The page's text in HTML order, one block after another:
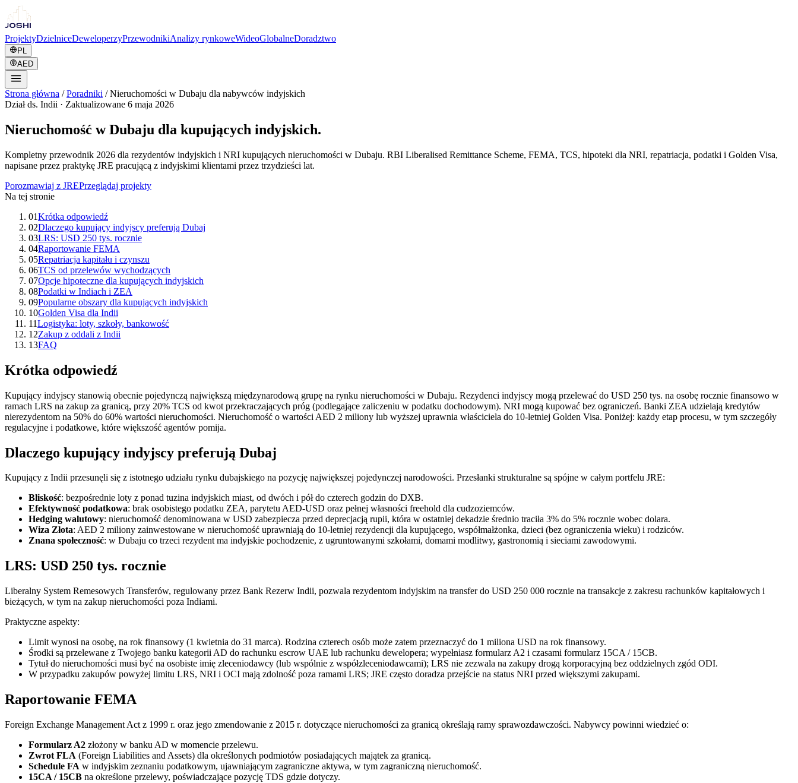
ProjektyDzielniceDeweloperzyPrzewodnikiAnalizy rynkoweWideoGlobalneDoradztwo
PL
AED
Strona główna / Poradniki /Nieruchomości w Dubaju dla nabywców indyjskich
Dział ds. Indii · Zaktualizowane 6 maja 2026
Nieruchomość w Dubaju dla kupujących indyjskich.
Kompletny przewodnik 2026 dla rezydentów indyjskich i NRI kupujących nieruchomości w Dubaju. RBI Liberalised Remittance Scheme, FEMA, TCS, hipoteki dla NRI, repatriacja, podatki i Golden Visa,
napisane przez praktykę JRE pracującą z indyjskimi klientami przez trzydzieści lat.
Porozmawiaj z JREPrzeglądaj projekty
Na tej stronie
01Krótka odpowiedź
02Dlaczego kupujący indyjscy preferują Dubaj
03LRS: USD 250 tys. rocznie
04Raportowanie FEMA
05Repatriacja kapitału i czynszu
06TCS od przelewów wychodzących
07Opcje hipoteczne dla kupujących indyjskich
08Podatki w Indiach i ZEA
09Popularne obszary dla kupujących indyjskich
10Golden Visa dla Indii
11Logistyka: loty, szkoły, bankowość
12Zakup z oddali z Indii
13FAQ
Krótka odpowiedź
Kupujący indyjscy stanowią obecnie pojedynczą największą międzynarodową grupę na rynku nieruchomości w Dubaju. Rezydenci indyjscy mogą przelewać do USD 250 tys. na osobę rocznie finansowo w
ramach LRS na zakup za granicą, przy 20% TCS od kwot przekraczających próg (podlegające zaliczeniu w podatku dochodowym). NRI mogą kupować bez ograniczeń. Banki ZEA udzielają kredytów
nierezydentom na 50% do 60% wartości nieruchomości. Nieruchomość o wartości AED 2 miliony lub wyższej uprawnia właściciela do 10-letniej Golden Visa. Poniżej: każdy etap procesu, w tym szczegóły
regulacyjne i podatkowe, które większość agentów pomija.
Dlaczego kupujący indyjscy preferują Dubaj
Kupujący z Indii przesunęli się z istotnego udziału rynku dubajskiego na pozycję największej pojedynczej narodowości. Przesłanki strukturalne są spójne w całym portfelu JRE:
Bliskość: bezpośrednie loty z ponad tuzina indyjskich miast, od dwóch i pół do czterech godzin do DXB.
Efektywność podatkowa: brak osobistego podatku ZEA, parytetu AED-USD oraz pełnej własności freehold dla cudzoziemców.
Hedging walutowy: nieruchomość denominowana w USD zabezpiecza przed deprecjacją rupii, która w ostatniej dekadzie średnio traciła 3% do 5% rocznie wobec dolara.
Wiza Złota: AED 2 miliony zainwestowane w nieruchomość uprawniają do 10-letniej rezydencji dla kupującego, współmałżonka, dzieci (bez ograniczenia wieku) i rodziców.
Znana społeczność: w Dubaju co trzeci rezydent ma indyjskie pochodzenie, z ugruntowanymi szkołami, domami modlitwy, gastronomią i sieciami zawodowymi.
LRS: USD 250 tys. rocznie
Liberalny System Remesowych Transferów, regulowany przez Bank Rezerw Indii, pozwala rezydentom indyjskim na transfer do USD 250 000 rocznie na transakcje z zakresu rachunków kapitałowych i
bieżących, w tym na zakup nieruchomości poza Indiami.
Praktyczne aspekty:
Limit wynosi na osobę, na rok finansowy (1 kwietnia do 31 marca). Rodzina czterech osób może zatem przeznaczyć do 1 miliona USD na rok finansowy.
Środki są przelewane z Twojego banku kategorii AD do rachunku escrow UAE lub rachunku dewelopera; wypełniasz formularz A2 i czasami formularz 15CA / 15CB.
Tytuł do nieruchomości musi być na osobiste imię zleceniodawcy (lub wspólnie z współzleceniodawcami); LRS nie zezwala na zakupy drogą korporacyjną bez oddzielnych zgód ODI.
W przypadku zakupów powyżej limitu LRS, NRI i OCI mają zdolność poza ramami LRS; JRE często doradza przejście na status NRI przed większymi zakupami.
Raportowanie FEMA
Foreign Exchange Management Act z 1999 r. oraz jego zmendowanie z 2015 r. dotyczące nieruchomości za granicą określają ramy sprawozdawczości. Nabywcy powinni wiedzieć o:
Formularz A2 złożony w banku AD w momencie przelewu.
Zwrot FLA (Foreign Liabilities and Assets) dla określonych podmiotów posiadających majątek za granicą.
Schedule FA w indyjskim zeznaniu podatkowym, ujawniającym zagraniczne aktywa, w tym zagraniczną nieruchomość.
15CA / 15CB na określone przelewy, poświadczające pozycję TDS gdzie dotyczy.